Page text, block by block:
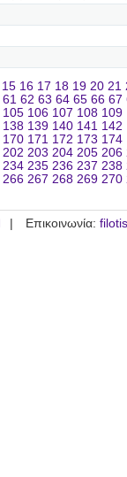
15 16 17 18 19 20 21
61 62 63 64 65 66 67
105 106 107 108 109
138 139 140 141 142
170 171 172 173 174
202 203 204 205 206
234 235 236 237 238
266 267 268 269 270
Επικοινωνία: